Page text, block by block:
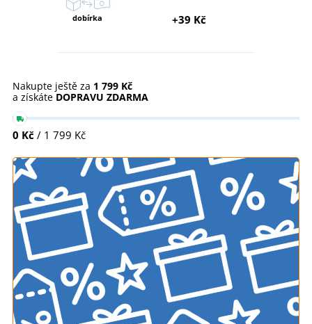
dobírka +39 Kč
Nakupte ještě za 1 799 Kč
a získáte DOPRAVU ZDARMA
0 Kč / 1 799 Kč